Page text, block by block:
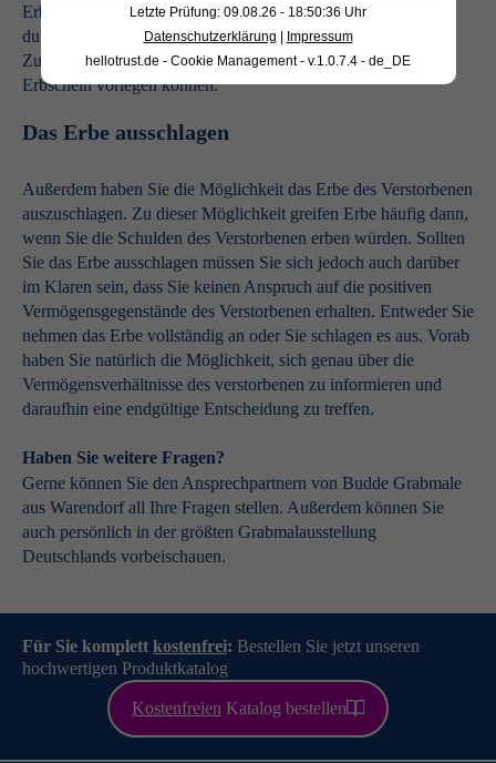
Erben dazu Rechtsgeschäfte, die das Erbe betreffen
durchzuführen. Beispielsweise erhalten Sie als Erbe nur dann
Zugriff auf das Bankkonto des Verstorbenen, wenn Sie den
Erbschein vorlegen können.
Das Erbe ausschlagen
Außerdem haben Sie die Möglichkeit das Erbe des Verstorbenen
auszuschlagen. Zu dieser Möglichkeit greifen Erbe häufig dann,
wenn Sie die Schulden des Verstorbenen erben würden. Sollten
Sie das Erbe ausschlagen müssen Sie sich jedoch auch darüber
im Klaren sein, dass Sie keinen Anspruch auf die positiven
Vermögensgegenstände des Verstorbenen erhalten. Entweder Sie
nehmen das Erbe vollständig an oder Sie schlagen es aus. Vorab
haben Sie natürlich die Möglichkeit, sich genau über die
Vermögensverhältnisse des verstorbenen zu informieren und
daraufhin eine endgültige Entscheidung zu treffen.
Haben Sie weitere Fragen?
Gerne können Sie den Ansprechpartnern von Budde Grabmale
aus Warendorf all Ihre Fragen stellen. Außerdem können Sie
auch persönlich in der größten Grabmalausstellung
Deutschlands vorbeischauen.
Für Sie komplett kostenfrei: Bestellen Sie jetzt unseren
hochwertigen Produktkatalog
Kostenfreien Katalog bestellen
Letzte Prüfung: 09.08.26 - 18:50:36 Uhr
Datenschutzerklärung | Impressum
hellotrust.de - Cookie Management - v.1.0.7.4 - de_DE